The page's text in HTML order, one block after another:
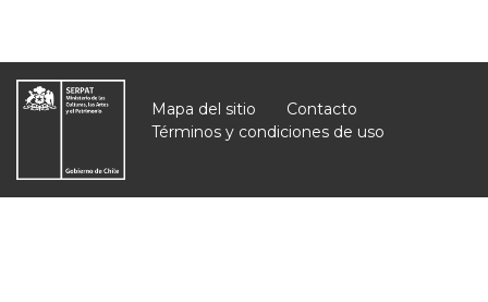
Mapa del sitio
Contacto
Términos y condiciones de uso